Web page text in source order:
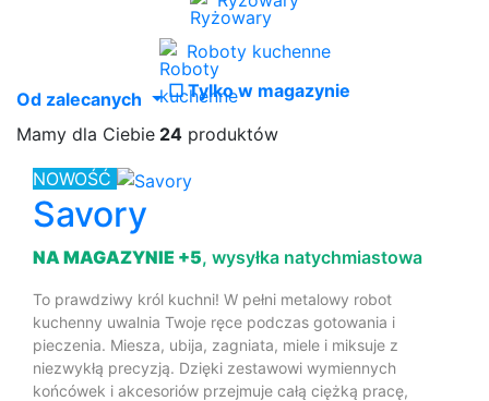
Roboty kuchenne
Od zalecanych ☐Tylko w magazynie
Mamy dla Ciebie 24 produktów
NOWOŚĆ
Savory
NA MAGAZYNIE +5, wysyłka natychmiastowa
To prawdziwy król kuchni! W pełni metalowy robot
kuchenny uwalnia Twoje ręce podczas gotowania i
pieczenia. Miesza, ubija, zagniata, miele i miksuje z
niezwykłą precyzją. Dzięki zestawowi wymiennych
końcówek i akcesoriów przejmuje całą ciężką pracę,